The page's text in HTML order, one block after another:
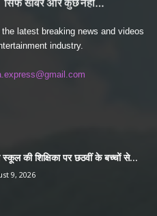
latest breaking news and videos
industry.
स्कूल की शिक्षिका पर छठवीं के बच्चों से...
9, 2026